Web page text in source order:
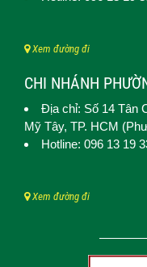
Xem đường đi
CHI NHÁNH
Địa chỉ: Số 14 Tân
Mỹ Tây, TP. HCM (
Hotline: 096 13 19
Xem đường đi